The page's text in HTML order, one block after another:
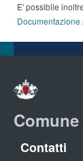
E' possibile
Documentazione
Contatti